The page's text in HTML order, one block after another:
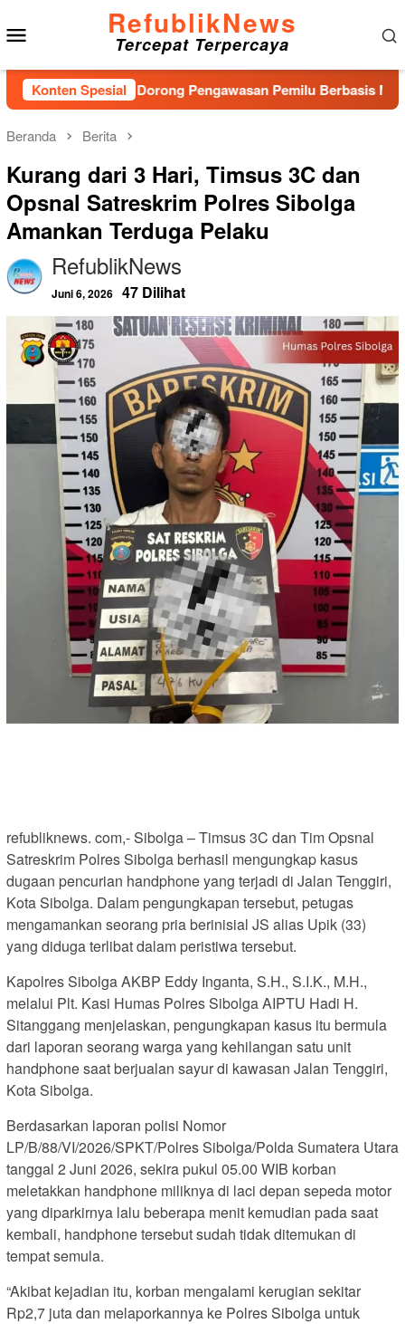
ke
konten
RefublikNews
Tercepat Terpercaya
Konten Spesial
Bawaslu Dorong Pengawasan Pemilu Berbasis Masyarakat
Beranda Berita
Kurang dari 3 Hari, Timsus 3C dan
Opsnal Satreskrim Polres Sibolga
Amankan Terduga Pelaku
RefublikNews
Juni 6, 2026 47 Dilihat
refubliknews. com,- Sibolga – Timsus 3C dan Tim Opsnal
Satreskrim Polres Sibolga berhasil mengungkap kasus
dugaan pencurian handphone yang terjadi di Jalan Tenggiri,
Kota Sibolga. Dalam pengungkapan tersebut, petugas
mengamankan seorang pria berinisial JS alias Upik (33)
yang diduga terlibat dalam peristiwa tersebut.
Kapolres Sibolga AKBP Eddy Inganta, S.H., S.I.K., M.H.,
melalui Plt. Kasi Humas Polres Sibolga AIPTU Hadi H.
Sitanggang menjelaskan, pengungkapan kasus itu bermula
dari laporan seorang warga yang kehilangan satu unit
handphone saat berjualan sayur di kawasan Jalan Tenggiri,
Kota Sibolga.
Berdasarkan laporan polisi Nomor
LP/B/88/VI/2026/SPKT/Polres Sibolga/Polda Sumatera Utara
tanggal 2 Juni 2026, sekira pukul 05.00 WIB korban
meletakkan handphone miliknya di laci depan sepeda motor
yang diparkirnya lalu beberapa menit kemudian pada saat
kembali, handphone tersebut sudah tidak ditemukan di
tempat semula.
“Akibat kejadian itu, korban mengalami kerugian sekitar
Rp2,7 juta dan melaporkannya ke Polres Sibolga untuk